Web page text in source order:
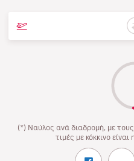
(*) Ναύλος ανά διαδρομή, με
τιμές με κόκκινο είναι